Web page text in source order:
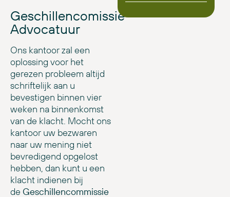
Geschillencomissie
Advocatuur
Ons kantoor zal een
oplossing voor het
gerezen probleem altijd
schriftelijk aan u
bevestigen binnen vier
weken na binnenkomst
van de klacht. Mocht ons
kantoor uw bezwaren
naar uw mening niet
bevredigend opgelost
hebben, dan kunt u een
klacht indienen bij
de Geschillencommissie